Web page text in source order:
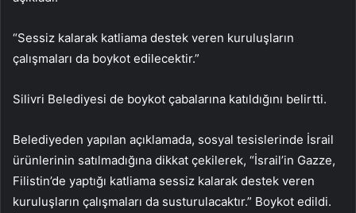
“Sessiz kalarak katliama destek veren kuruluşların
çalışmaları da boykot edilecektir.”
Silivri Belediyesi de boykot çabalarına katıldığını belirtti.
Belediyeden yapılan açıklamada, sosyal tesislerinde İsrail
ürünlerinin satılmadığına dikkat çekilerek, “İsrail’in Gazze,
Filistin’de yaptığı katliama sessiz kalarak destek veren
kuruluşların çalışmaları da susturulacaktır.” Boykot edildi.